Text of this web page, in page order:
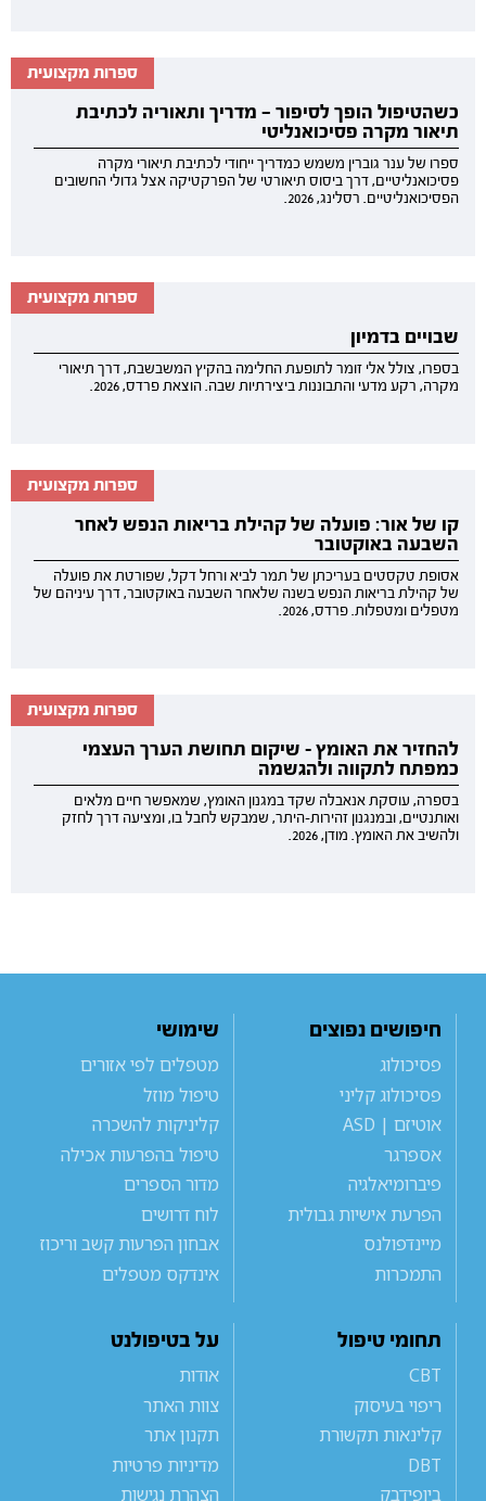
ספרות מקצועית
כשהטיפול הופך לסיפור — מדריך ותאוריה לכתיבת
תיאור מקרה פסיכואנליטי
ספרו של ענר גוברין משמש כמדריך ייחודי לכתיבת תיאורי מקרה
פסיכואנליטיים, דרך ביסוס תיאורטי של הפרקטיקה אצל גדולי החשובים
הפסיכואנליטיים. רסלינג, 2026.
ספרות מקצועית
שבויים בדמיון
בספרו, צולל אלי זומר לתופעת החלימה בהקיץ המשבשבת, דרך תיאורי
מקרה, רקע מדעי והתבוננות ביצירתיות שבה. הוצאת פרדס, 2026.
ספרות מקצועית
קו של אור: פועלה של קהילת בריאות הנפש לאחר
השבעה באוקטובר
אסופת טקסטים בעריכתן של תמר לביא ורחל דקל, שפורטת את פועלה
של קהילת בריאות הנפש בשנה שלאחר השבעה באוקטובר, דרך עיניהם של
מטפלים ומטפלות. פרדס, 2026.
ספרות מקצועית
להחזיר את האומץ - שיקום תחושת הערך העצמי
כמפתח לתקווה ולהגשמה
בספרה, עוסקת אנאבלה שקד במגנון האומץ, שמאפשר חיים מלאים
ואותנטיים, ובמנגנון זהירות-היתר, שמבקש לחבל בו, ומציעה דרך לחזק
ולהשיב את האומץ. מודן, 2026.
חיפושים נפוצים
פסיכולוג
פסיכולוג קליני
אוטיזם | ASD
אספרגר
פיברומיאלגיה
הפרעת אישיות גבולית
מיינדפולנס
התמכרות
שימושי
מטפלים לפי אזורים
טיפול מוזל
קליניקות להשכרה
טיפול בהפרעות אכילה
מדור הספרים
לוח דרושים
אבחון הפרעות קשב וריכוז
אינדקס מטפלים
תחומי טיפול
CBT
ריפוי בעיסוק
קלינאות תקשורת
DBT
ביופידבק
על בטיפולנט
אודות
צוות האתר
תקנון אתר
מדיניות פרטיות
הצהרת נגישות